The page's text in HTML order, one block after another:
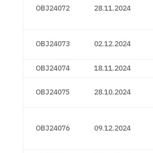
OBJ24072 28.11.2024
OBJ24073 02.12.2024
OBJ24074 18.11.2024
OBJ24075 28.10.2024
OBJ24076 09.12.2024